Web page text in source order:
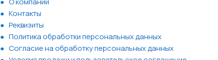
Контакты
Реквизиты
Политика обработки персональных данных
Согласие на обработку персональных данных